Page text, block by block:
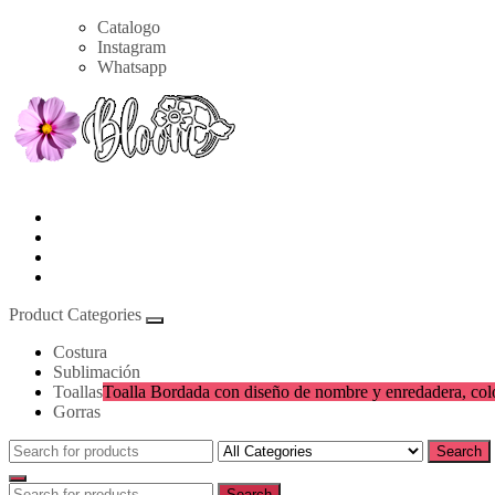
Catalogo
Instagram
Whatsapp
Product Categories
Costura
Sublimación
ToallasToalla Bordada con diseño de nombre y enredadera,
Gorras
Search
for:
Search
Search